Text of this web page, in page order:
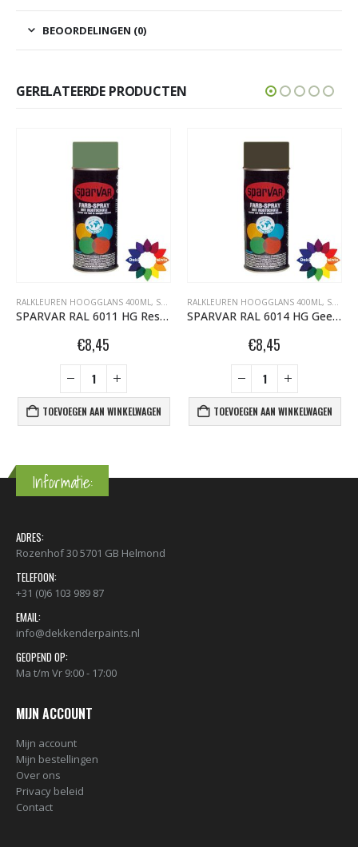
BEOORDELINGEN (0)
GERELATEERDE PRODUCTEN
RALKLEUREN HOOGGLANS 400ML , SPARVAR GRAFFITI SPUITBUSSEN
SPARVAR RAL 6011 HG Resedagroen
€8,45
TOEVOEGEN AAN WINKELWAGEN
RALKLEUREN HOOGGLANS 400ML , SPARVAR GRAFFITI SPUITBUSSEN
SPARVAR RAL 6014 HG Geel Olijfgroen
€8,45
TOEVOEGEN AAN WINKELWAGEN
Informatie:
ADRES:
Rozenhof 30 5701 GB Helmond
TELEFOON:
+31 (0)6 103 989 87
EMAIL:
info@dekkenderpaints.nl
GEOPEND OP:
Ma t/m Vr 9:00 - 17:00
MIJN ACCOUNT
Mijn account
Mijn bestellingen
Over ons
Privacy beleid
Contact